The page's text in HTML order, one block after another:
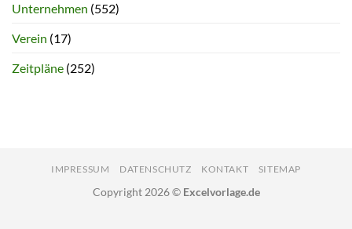
Unternehmen (552)
Verein (17)
Zeitpläne (252)
IMPRESSUM DATENSCHUTZ KONTAKT SITEMAP
Copyright 2026 © Excelvorlage.de